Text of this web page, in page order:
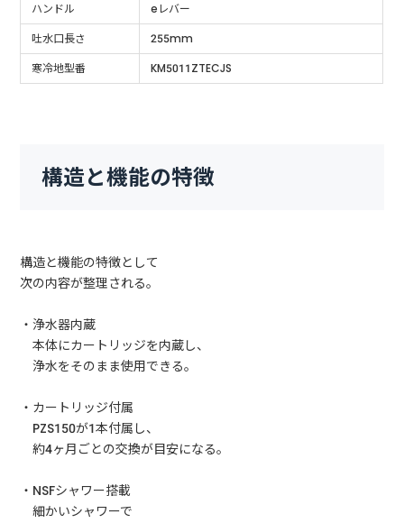
ハンドル
eレバー
吐水口長さ
255mm
寒冷地型番
KM5011ZTECJS
構造と機能の特徴
構造と機能の特徴として
次の内容が整理される。
・浄水器内蔵
本体にカートリッジを内蔵し、
浄水をそのまま使用できる。
・カートリッジ付属
PZS150が1本付属し、
約4ヶ月ごとの交換が目安になる。
・NSFシャワー搭載
細かいシャワーで